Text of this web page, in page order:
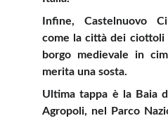
Infine, Castelnuovo
come la città dei ciottoli
borgo medievale in
merita una sosta.
Ultima tappa è la Baia
Agropoli, nel Parco